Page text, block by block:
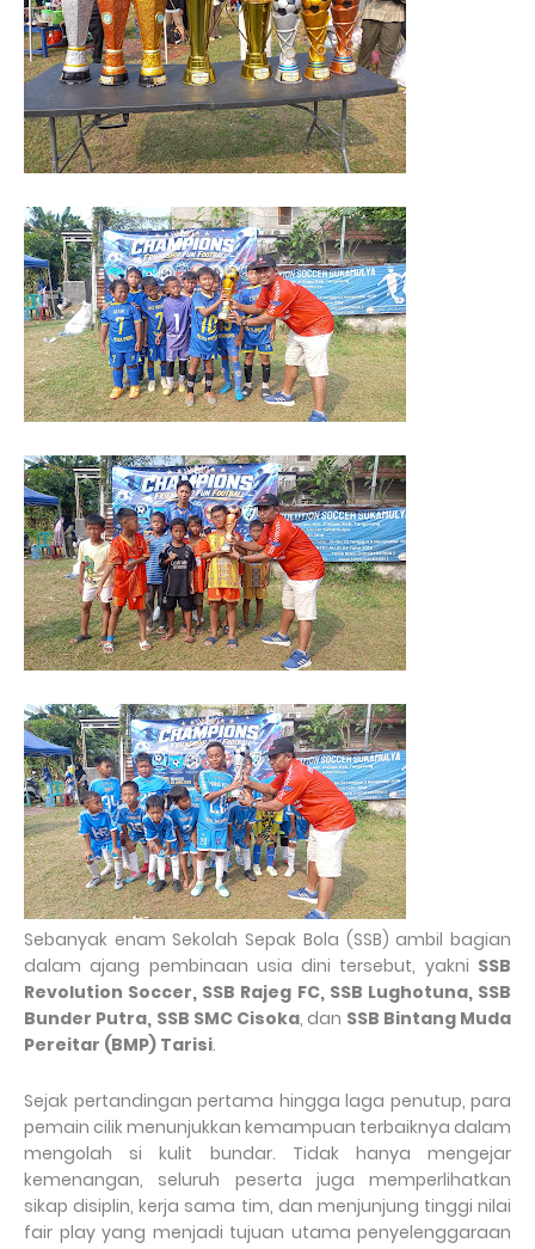
Sebanyak enam Sekolah Sepak Bola (SSB) ambil bagian
dalam ajang pembinaan usia dini tersebut, yakni SSB
Revolution Soccer, SSB Rajeg FC, SSB Lughotuna, SSB
Bunder Putra, SSB SMC Cisoka, dan SSB Bintang Muda
Pereitar (BMP) Tarisi.
Sejak pertandingan pertama hingga laga penutup, para
pemain cilik menunjukkan kemampuan terbaiknya dalam
mengolah si kulit bundar. Tidak hanya mengejar
kemenangan, seluruh peserta juga memperlihatkan
sikap disiplin, kerja sama tim, dan menjunjung tinggi nilai
fair play yang menjadi tujuan utama penyelenggaraan